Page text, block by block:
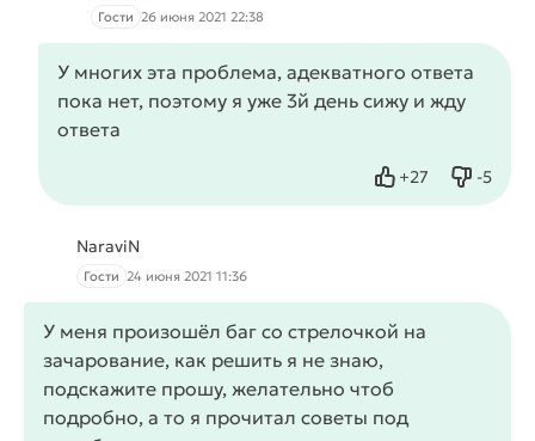
Гости 26 июня 2021 22:38
У многих эта проблема, адекватного ответа
пока нет, поэтому я уже 3й день сижу и жду
ответа
+27
Нравится -5
Не
NaraviN
Гости 24 июня 2021 11:36
У меня произошёл баг со стрелочкой на
зачарование, как решить я не знаю,
подскажите прошу, желательно чтоб
подробно, а то я прочитал советы под